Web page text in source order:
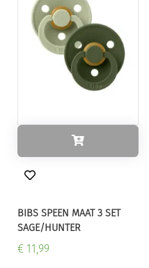
BIBS SPEEN MAAT 3 SET
SAGE/HUNTER
€ 11,99